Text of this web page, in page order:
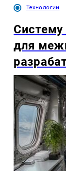
Технологии
Систему
для